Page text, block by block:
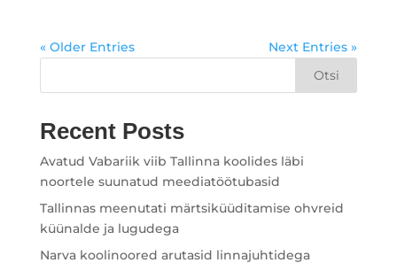
« Older Entries
Next Entries »
Otsi
Recent Posts
Avatud Vabariik viib Tallinna koolides läbi
noortele suunatud meediatöötubasid
Tallinnas meenutati märtsiküüditamise ohvreid
küünalde ja lugudega
Narva koolinoored arutasid linnajuhtidega